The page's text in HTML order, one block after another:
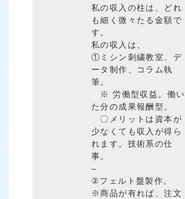
私の収入の柱は、どれ
も細く微々たる金額で
す。
私の収入は、
①ミシン刺繍教室、デ
ータ制作、コラム執
筆。
※ 労働型収益。働い
た分の成果報酬型。
〇メリットは資本が
少なくても収入が得ら
れます。技術系の仕
事。
–
②フェルト盤製作。
※商品が有れば、注文